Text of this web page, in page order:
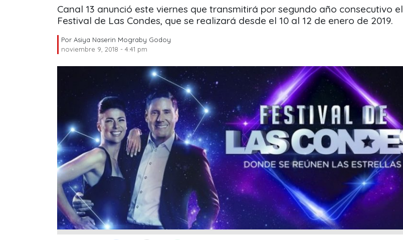
Canal 13 anunció este viernes que transmitirá por segundo año consecutivo el
Festival de Las Condes, que se realizará desde el 10 al 12 de enero de 2019.
Por Asiya Naserin Mograby Godoy
noviembre 9, 2018 - 4:41 pm